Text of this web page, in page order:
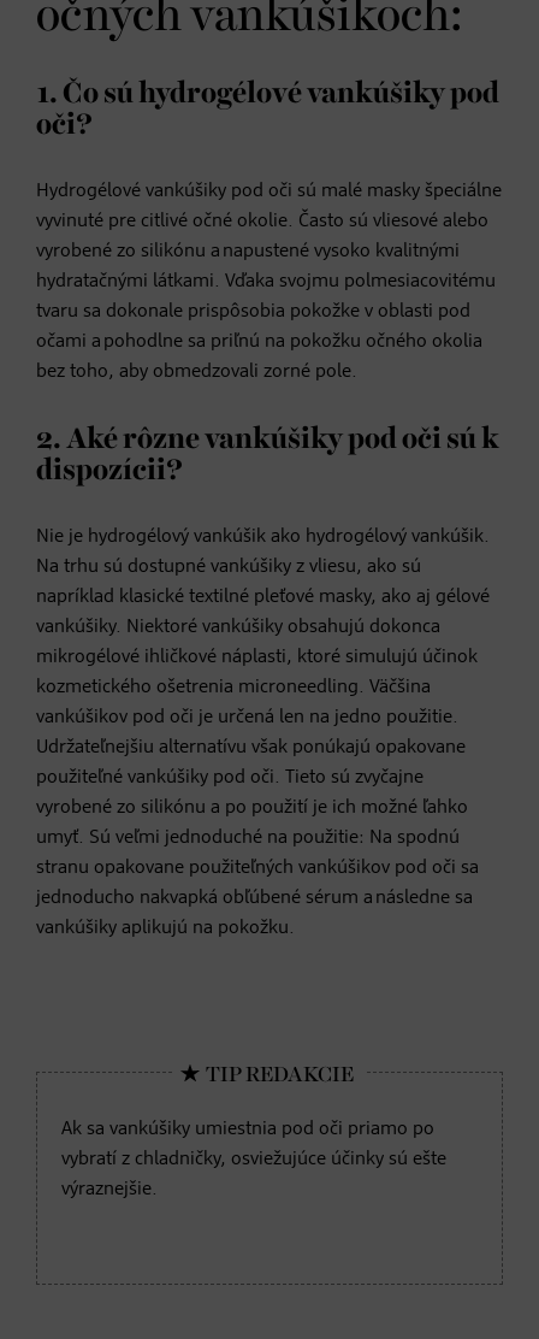
očných vankúšikoch:
1. Čo sú hydrogélové vankúšiky pod
oči?
Hydrogélové vankúšiky pod oči sú malé masky špeciálne
vyvinuté pre citlivé očné okolie. Často sú vliesové alebo
vyrobené zo silikónu a napustené vysoko kvalitnými
hydratačnými látkami. Vďaka svojmu polmesiacovitému
tvaru sa dokonale prispôsobia pokožke v oblasti pod
očami a pohodlne sa priľnú na pokožku očného okolia
bez toho, aby obmedzovali zorné pole.
2. Aké rôzne vankúšiky pod oči sú k
dispozícii?
Nie je hydrogélový vankúšik ako hydrogélový vankúšik.
Na trhu sú dostupné vankúšiky z vliesu, ako sú
napríklad klasické textilné pleťové masky, ako aj gélové
vankúšiky. Niektoré vankúšiky obsahujú dokonca
mikrogélové ihličkové náplasti, ktoré simulujú účinok
kozmetického ošetrenia microneedling. Väčšina
vankúšikov pod oči je určená len na jedno použitie.
Udržateľnejšiu alternatívu však ponúkajú opakovane
použiteľné vankúšiky pod oči. Tieto sú zvyčajne
vyrobené zo silikónu a po použití je ich možné ľahko
umyť. Sú veľmi jednoduché na použitie: Na spodnú
stranu opakovane použiteľných vankúšikov pod oči sa
jednoducho nakvapká obľúbené sérum a následne sa
vankúšiky aplikujú na pokožku.
Ak sa vankúšiky umiestnia pod oči priamo po
vybratí z chladničky, osviežujúce účinky sú ešte
výraznejšie.